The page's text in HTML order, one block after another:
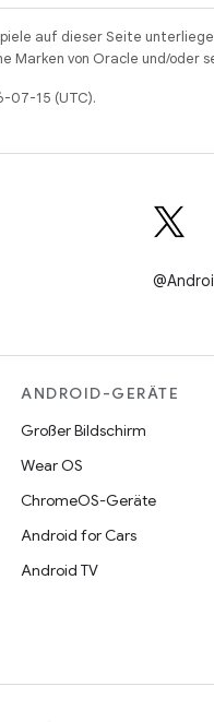
auf dieser Seite
Marken von Oracle und/oder
07-15 (UTC).
ANDROID-GERÄTE
Großer Bildschirm
Wear OS
ChromeOS-Geräte
Android for Cars
Android TV